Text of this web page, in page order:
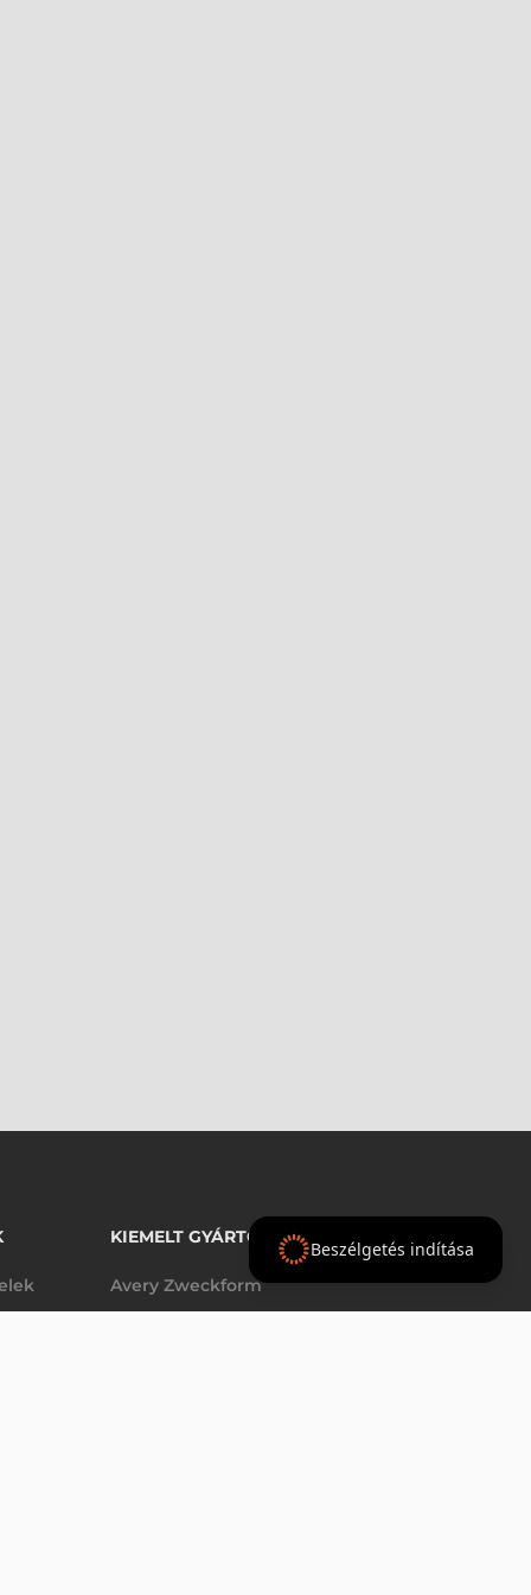
KIEMELT GYÁRTÓINK
Avery Zweckform
Beszélgetés indítása